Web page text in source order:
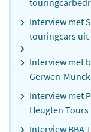
Interview met
touringcars uit
Interview met
Gerwen-
Interview met
Heugten Tours
Interview BBA